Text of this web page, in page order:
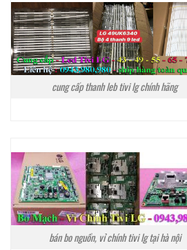
cung cấp thanh leb tivi lg chính hãng
bán bo nguồn, vỉ chính tivi lg tại hà nội